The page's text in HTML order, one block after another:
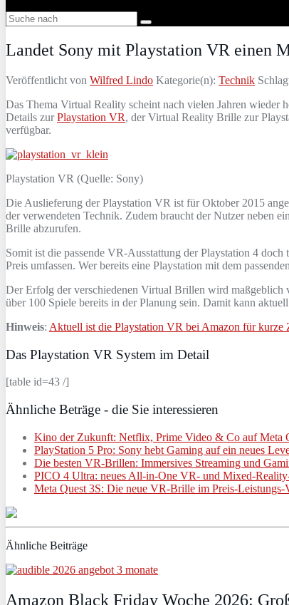
Landet Sony mit Playstation VR einen
Veröffentlicht von Wilfred Lindo Kategorie(n): Technik
Das Thema Virtual Reality scheint nach vielen Jahren wieder
Details zurPlaystation VR, der Virtual Reality Brille zur
verfügbar.
Playstation VR (Quelle: Sony)
Die Auslieferung der Playstation VR ist für Oktober 2015
der verwendeten Technik. Zudem braucht der Nutzer neben
Brille abzurufen.
Somit ist die passende VR-Ausstattung der Playstation 4
Preis umfassen. Wer bereits eine Playstation mit dem
Der Erfolg der verschiedenen Virtual Brillen wird maßgeblich
über 100 Spiele bereits in der Planung sein. Damit kann
Hinweis: Aktuell ist die Playstation VR bei Amazon für kurze
Das Playstation VR System im Detail
[table id=43 /]
Ähnliche Beträge - die Sie interessieren
Kino der Zukunft: Netflix, Prime Video & Co auf Meta
PlayStation 5 Pro: Sony hebt Gaming auf ein neues
Die besten VR-Brillen: Immersives Streaming und
PICO 4 Ultra: neues All-in-One VR- und Mixed-
Meta Quest 3S: Die neue VR-Brille im Preis-Leistungs-
Ähnliche Beiträge
Amazon Black Friday Woche 2026: